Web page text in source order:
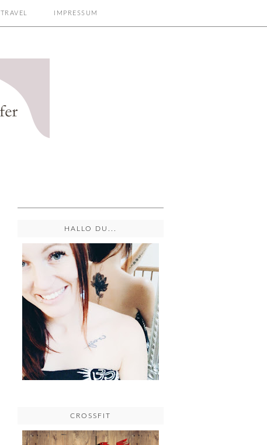
TRAVEL IMPRESSUM
HALLO DU...
CROSSFIT